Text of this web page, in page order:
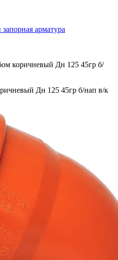
арматура
коричневый Дн 125 45гр б/
Дн 125 45гр б/нап в/к